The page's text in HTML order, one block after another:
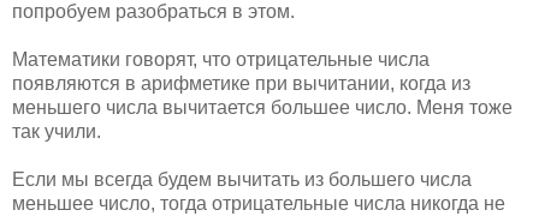
попробуем разобраться в этом.
Математики говорят, что отрицательные числа
появляются в арифметике при вычитании, когда из
меньшего числа вычитается большее число. Меня тоже
так учили.
Если мы всегда будем вычитать из большего числа
меньшее число, тогда отрицательные числа никогда не